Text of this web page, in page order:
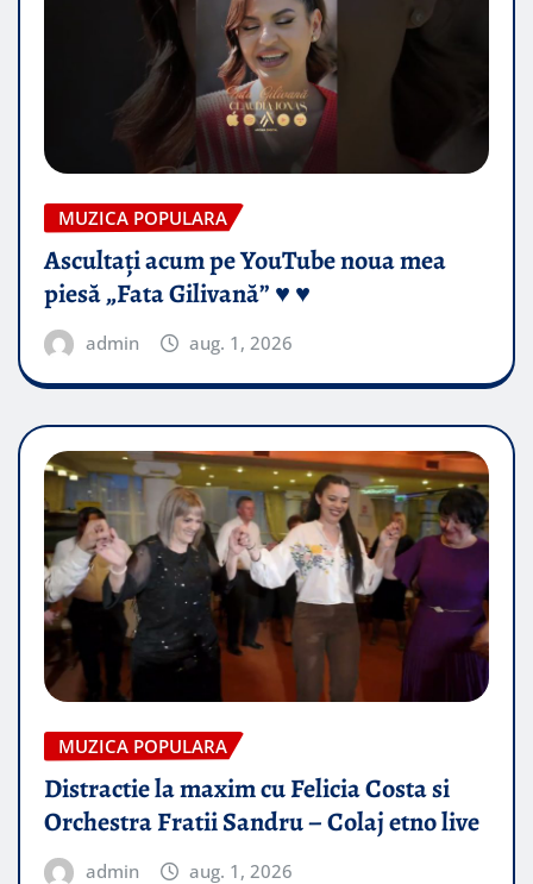
MUZICA POPULARA
Ascultați acum pe YouTube noua mea
piesă „Fata Gilivană” ♥️ ♥️
admin aug. 1, 2026
MUZICA POPULARA
Distractie la maxim cu Felicia Costa si
Orchestra Fratii Sandru – Colaj etno live
admin aug. 1, 2026